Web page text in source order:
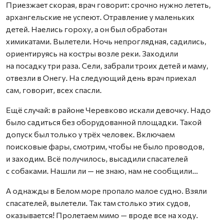
Приезжает скорая, врач говорит: срочно нужно лететь,
архангельские не успеют. Отравление у маленьких
детей. Наелись гороху, а он был обработан
химикатами. Вылетели. Ночь непроглядная, садились,
ориентируясь на костры возле реки. Заходили
на посадку три раза. Сели, забрали троих детей и маму,
отвезли в Онегу. На следующий день врач приехал
сам, говорит, всех спасли.
Ещё случай: в районе Черевково искали девочку. Надо
было садиться без оборудованной площадки. Такой
допуск был только у трёх человек. Включаем
поисковые фары, смотрим, чтобы не было проводов,
и заходим. Всё получилось, высадили спасателей
с собаками. Нашли ли — не знаю, нам не сообщили…
А однажды в Белом море пропало малое судно. Взяли
спасателей, вылетели. Так там столько этих судов,
оказывается! Пролетаем мимо — вроде все на ходу.